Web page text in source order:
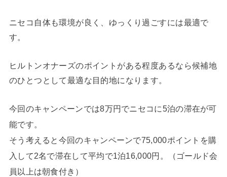
ニセコ自体も環境が良く、ゆっくり過ごすには最適で
す。
ヒルトンオナーズのポイントがある程度あるなら候補地
のひとつとして最適な目的地になります。
今回のキャンペーンでは8万円でニセコに5泊の滞在が可
能です。
そう考えると今回のキャンペーンで75,000ポイントを購
入して2名で滞在して平均で1泊16,000円。（ゴールド会
員以上は朝食付き）